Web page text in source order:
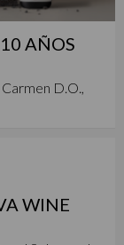
AÑOS
D.O.,
WINE